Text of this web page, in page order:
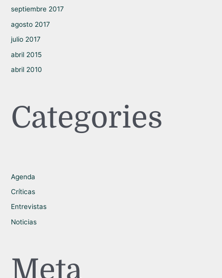
septiembre 2017
agosto 2017
julio 2017
abril 2015
abril 2010
Categories
Agenda
Críticas
Entrevistas
Noticias
Meta